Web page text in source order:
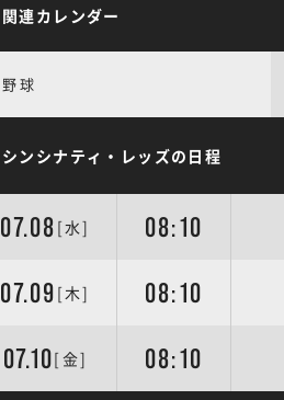
関連カレンダー
野球
シンシナティ・レッズの日程
07.08 [水] 08:10
07.09 [木] 08:10
07.10[金] 08:10